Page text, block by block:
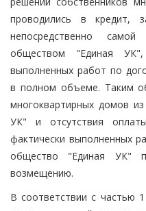
проводились в кредит,
непосредственно
обществом "Единая
выполненных работ по
в полном объеме. Таким
многоквартирных домов
УК" и отсутствия
фактически выполненных
общество "Единая УК"
возмещению.
В соответствии с частью